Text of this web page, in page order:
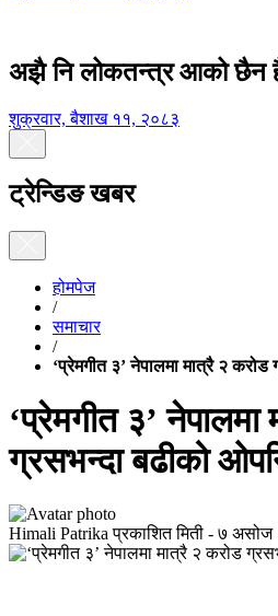
अझै नि लोकतन्त्र आको
शुक्रवार, बैशाख ११, २०८३
ट्रेन्डिङ खबर
होमपेज
/
समाचार
/
‘प्रेमगीत ३’ नेपालमा मात्रै २
‘प्रेमगीत ३’
ग्रसभन्दा बढीको
Himali Patrika प्रकाशित मिती - ७ असोज